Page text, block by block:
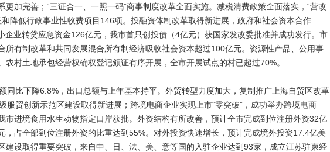
加完善；“三证合一、一照一码”商事制度改革全面实施。减税清费政策全面落实，“营改
降低行政事业性收费项目146项。投融资体制改革取得新进展，政府和社会资本合作
企业转贷应急资金126亿元，我市首只创投债（4亿元）获国家发改委批准并成功发行。市
所有制改革和共同发展混合所有制经济吸收社会资本超过100亿元。资源性产品、公用事
村土地承包经营权确权登记颁证有序开展，全市开展试点的村已超过70%。
比下降6.8%，出口总额与上年基本持平。外贸转型力度加大，复制推广上海自贸区改革
服贸创新示范区建设取得新进展；跨境电商企业实现上市“零突破”，成功举办跨境电商
市进境食用水生动物指定口岸获批。外资结构有所改善，预计全市完成到位注册外资32亿
，占全部到位注册外资的比重达到55%。对外投资快速增长，预计完成境外投资17.4亿美
建设取得重要突破，来自中、日、法、美、意等国的入驻企业达到93家，成立江苏驻柬经